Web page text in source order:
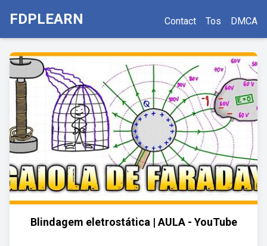
FDPLEARN Contact Tos DMCA
Blindagem eletrostática | AULA - YouTube